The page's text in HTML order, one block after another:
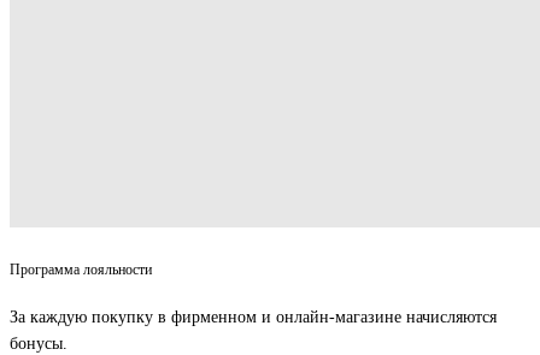
Программа лояльности
За каждую покупку в фирменном и онлайн-магазине начисляются
бонусы.